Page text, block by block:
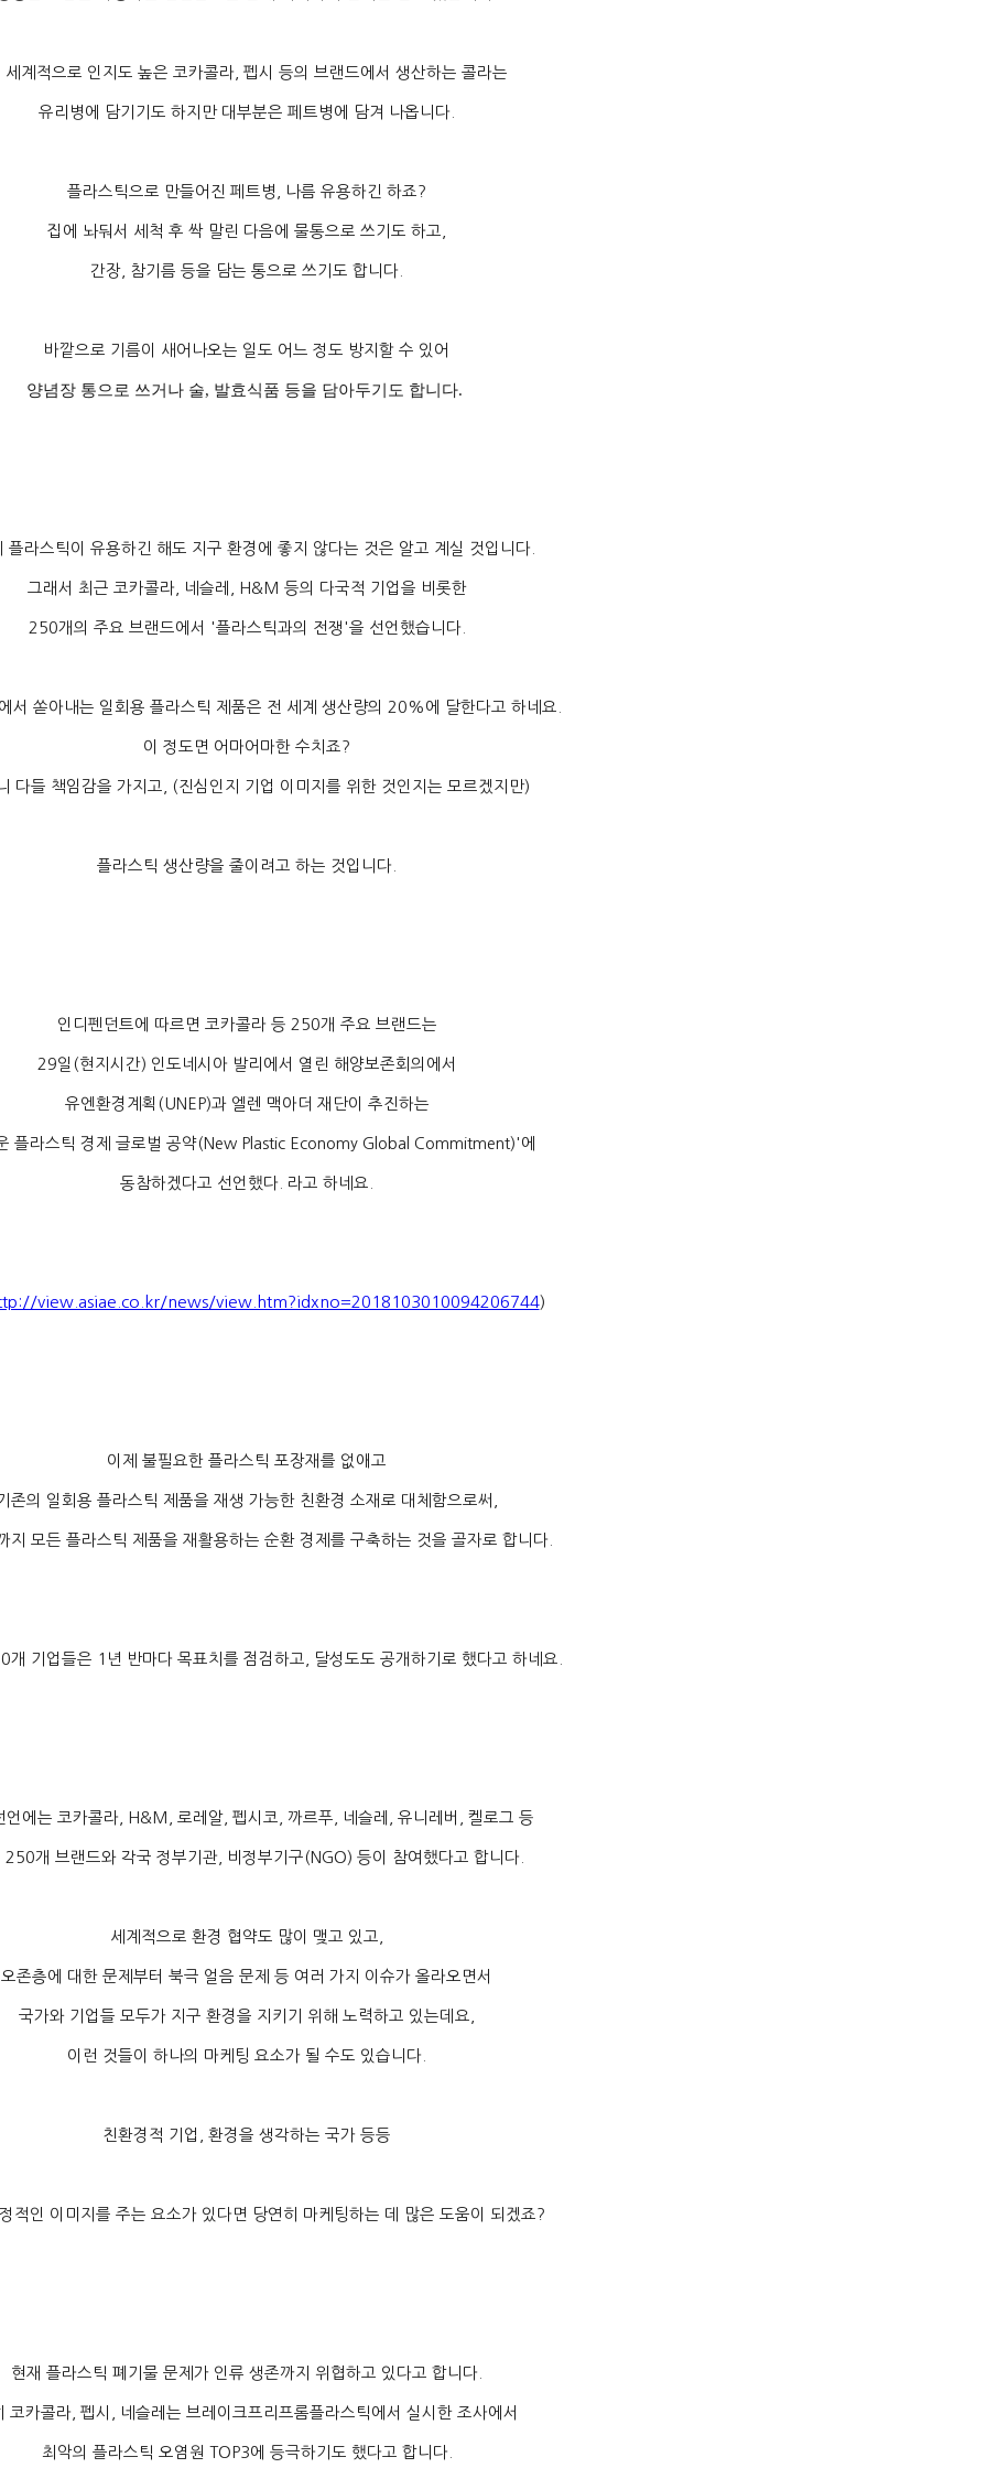
세계적으로 인지도 높은 코카콜라 펩시 등의 브랜드에서 생산하는 콜라는
유리병에 담기기도 하지만 대부분은 페트병에 담겨 나옵니다
플라스틱으로 만들어진 페트병 나름 유용하긴 하죠?
집에 놔둬서 세척 후 싹 말린 다음에 물통으로 쓰기도 하고
간장 참기름 등을 담는 통으로 쓰기도 합니다
바깥으로 기름이 새어나오는 일도 어느 정도 방지할 수 있어
양념장 통으로 쓰거나 술, 발효식품 등을 담아두기도 합니다.
플라스틱이 유용하긴 해도 지구 환경에 좋지 않다는 것은 알고 계실 것입니다
그래서 최근 코카콜라 네슬레 , H&M 등의 다국적 기업을 비롯한
250개의 주요 브랜드에서 '플라스틱과의 전쟁 '을 선언했습니다
서 쏟아내는 일회용 플라스틱 제품은 전 세계 생산량의 20% 에 달한다고 하네요
이 정도면 어마어마한 수치죠?
다들 책임감을 가지고 , (진심인지 기업 이미지를 위한 것인지는 모르겠지만)
플라스틱 생산량을 줄이려고 하는 것입니다
인디펜던트에 따르면 코카콜라 등 250개 주요 브랜드는
29일 (현지시간) 인도네시아 발리에서 열린 해양보존회의에서
유엔환경계획 (UNEP)과 엘렌 맥아더 재단이 추진하는
플라스틱 경제 글로벌 공약(New Plastic Economy Global Commitment)' 에
동참하겠다고 선언했다 라고 하네요
view.asiae.co.kr/news/view.htm?idxno=2018103010094206744)
이제 불필요한 플라스틱 포장재를 없애고
존의 일회용 플라스틱 제품을 재생 가능한 친환경 소재로 대체함으로써
지 모든 플라스틱 제품을 재활용하는 순환 경제를 구축하는 것을 골자로 합니다
개 기업들은 1 년 반마다 목표치를 점검하고 달성도도 공개하기로 했다고 하네요
언에는 코카콜라 , H&M, 로레알, 펩시코 까르푸 네슬레 유니레버 켈로그 등
250개 브랜드와 각국 정부기관, 비정부기구 (NGO) 등이 참여했다고 합니다
세계적으로 환경 협약도 많이 맺고 있고
오존층에 대한 문제부터 북극 얼음 문제 등 여러 가지 이슈가 올라오면서
국가와 기업들 모두가 지구 환경을 지키기 위해 노력하고 있는데요
이런 것들이 하나의 마케팅 요소가 될 수도 있습니다
친환경적 기업 환경을 생각하는 국가 등등
적인 이미지를 주는 요소가 있다면 당연히 마케팅하는 데 많은 도움이 되겠죠?
현재 플라스틱 폐기물 문제가 인류 생존까지 위협하고 있다고 합니다
코카콜라 펩시 네슬레는 브레이크프리프롬플라스틱에서 실시한 조사에서
최악의 플라스틱 오염원 TOP3에 등극하기도 했다고 합니다